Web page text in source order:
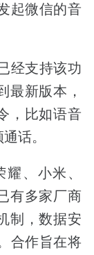
起微信的音
经支持该功
最新版本，
，比如语音
话。
、小米、
有多家厂商
制，数据安
合作旨在将